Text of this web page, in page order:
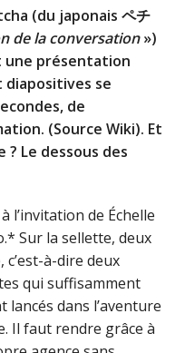
(du japonaisペチ
de la conversation»)
une présentation
se
de
(Source Wiki). Et
Le dessous des
l’invitation de Échelle
Sur la sellette, deux
c’est-à-dire deux
qui suffisamment
dans l’aventure
Il faut rendre grâce à